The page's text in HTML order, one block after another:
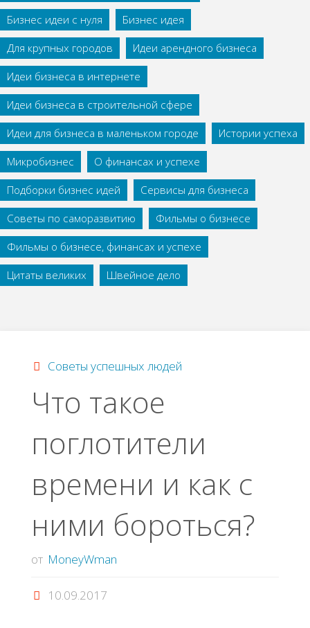
Бизнес идеи с нуля
Бизнес идея
Для крупных городов
Идеи арендного бизнеса
Идеи бизнеса в интернете
Идеи бизнеса в строительной сфере
Идеи для бизнеса в маленьком городе
Истории успеха
Микробизнес
О финансах и успехе
Подборки бизнес идей
Сервисы для бизнеса
Советы по саморазвитию
Фильмы о бизнесе
Фильмы о бизнесе, финансах и успехе
Цитаты великих
Швейное дело
Советы успешных людей
Что такое
поглотители
времени и как с
ними бороться?
от MoneyWman
10.09.2017